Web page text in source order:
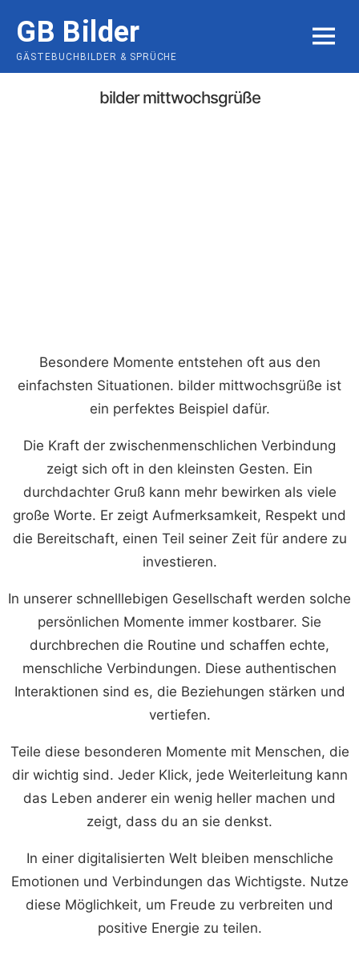
content
GB Bilder
GÄSTEBUCHBILDER & SPRÜCHE
MENU
bilder mittwochsgrüße
Besondere Momente entstehen oft aus den
einfachsten Situationen. bilder mittwochsgrüße ist
ein perfektes Beispiel dafür.
Die Kraft der zwischenmenschlichen Verbindung
zeigt sich oft in den kleinsten Gesten. Ein
durchdachter Gruß kann mehr bewirken als viele
große Worte. Er zeigt Aufmerksamkeit, Respekt und
die Bereitschaft, einen Teil seiner Zeit für andere zu
investieren.
In unserer schnelllebigen Gesellschaft werden solche
persönlichen Momente immer kostbarer. Sie
durchbrechen die Routine und schaffen echte,
menschliche Verbindungen. Diese authentischen
Interaktionen sind es, die Beziehungen stärken und
vertiefen.
Teile diese besonderen Momente mit Menschen, die
dir wichtig sind. Jeder Klick, jede Weiterleitung kann
das Leben anderer ein wenig heller machen und
zeigt, dass du an sie denkst.
In einer digitalisierten Welt bleiben menschliche
Emotionen und Verbindungen das Wichtigste. Nutze
diese Möglichkeit, um Freude zu verbreiten und
positive Energie zu teilen.